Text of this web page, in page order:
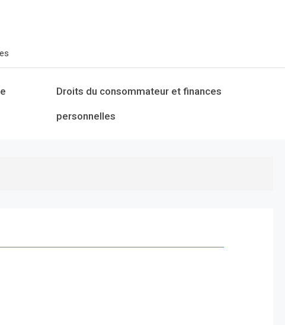
Droits du consommateur et finances
personnelles